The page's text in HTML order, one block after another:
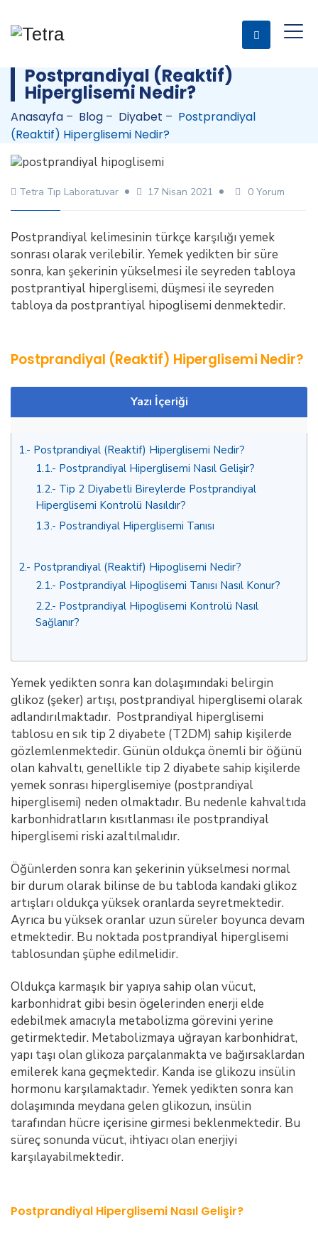
Postprandiyal (Reaktif)
Hiperglisemi Nedir?
Anasayfa – Blog – Diyabet – Postprandiyal
(Reaktif) Hiperglisemi Nedir?
Tetra Tıp Laboratuvar 17 Nisan 2021 0 Yorum
Postprandiyal kelimesinin türkçe karşılığı yemek
sonrası olarak verilebilir. Yemek yedikten bir süre
sonra, kan şekerinin yükselmesi ile seyreden tabloya
postprantiyal hiperglisemi, düşmesi ile seyreden
tabloya da postprantiyal hipoglisemi denmektedir.
Postprandiyal (Reaktif) Hiperglisemi Nedir?
Yazı İçeriği
1. Postprandiyal (Reaktif) Hiperglisemi Nedir?
1.1. Postprandiyal Hiperglisemi Nasıl Gelişir?
1.2. Tip 2 Diyabetli Bireylerde Postprandiyal
Hiperglisemi Kontrolü Nasıldır?
1.3. Postrandiyal Hiperglisemi Tanısı
2. Postprandiyal (Reaktif) Hipoglisemi Nedir?
2.1. Postprandiyal Hipoglisemi Tanısı Nasıl Konur?
2.2. Postprandiyal Hipoglisemi Kontrolü Nasıl
Sağlanır?
Yemek yedikten sonra kan dolaşımındaki belirgin
glikoz (şeker) artışı, postprandiyal hiperglisemi olarak
adlandırılmaktadır. Postprandiyal hiperglisemi
tablosu en sık tip 2 diyabete (T2DM) sahip kişilerde
gözlemlenmektedir. Günün oldukça önemli bir öğünü
olan kahvaltı, genellikle tip 2 diyabete sahip kişilerde
yemek sonrası hiperglisemiye (postprandiyal
hiperglisemi) neden olmaktadır. Bu nedenle kahvaltıda
karbonhidratların kısıtlanması ile postprandiyal
hiperglisemi riski azaltılmalıdır.
Öğünlerden sonra kan şekerinin yükselmesi normal
bir durum olarak bilinse de bu tabloda kandaki glikoz
artışları oldukça yüksek oranlarda seyretmektedir.
Ayrıca bu yüksek oranlar uzun süreler boyunca devam
etmektedir. Bu noktada postprandiyal hiperglisemi
tablosundan şüphe edilmelidir.
Oldukça karmaşık bir yapıya sahip olan vücut,
karbonhidrat gibi besin ögelerinden enerji elde
edebilmek amacıyla metabolizma görevini yerine
getirmektedir. Metabolizmaya uğrayan karbonhidrat,
yapı taşı olan glikoza parçalanmakta ve bağırsaklardan
emilerek kana geçmektedir. Kanda ise glikozu insülin
hormonu karşılamaktadır. Yemek yedikten sonra kan
dolaşımında meydana gelen glikozun, insülin
tarafından hücre içerisine girmesi beklenmektedir. Bu
süreç sonunda vücut, ihtiyacı olan enerjiyi
karşılayabilmektedir.
Postprandiyal Hiperglisemi Nasıl Gelişir?